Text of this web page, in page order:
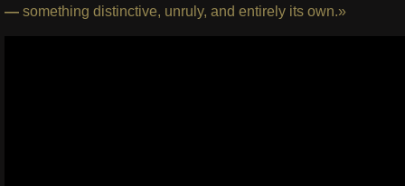
—something distinctive, unruly, and entirely its own.»